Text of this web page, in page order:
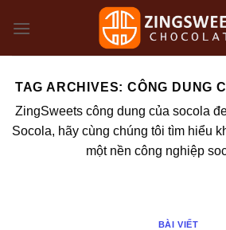
TAG ARCHIVES: CÔNG DUNG
ZingSweets công dung của socola
Socola, hãy cùng chúng tôi tìm hiểu
một nền công nghiệp
BÀI VIẾT